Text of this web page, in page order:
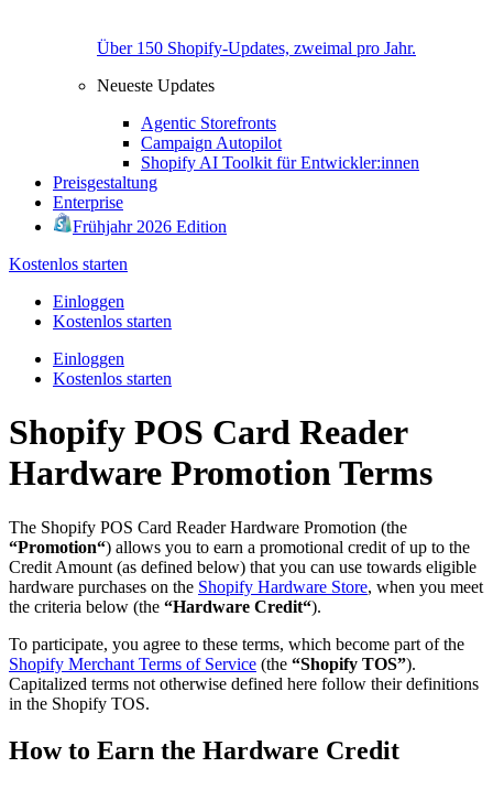
Über 150 Shopify-Updates, zweimal pro Jahr.
Neueste Updates
Agentic Storefronts
Campaign Autopilot
Shopify AI Toolkit für Entwickler:innen
Preisgestaltung
Enterprise
Frühjahr 2026 Edition
Kostenlos starten
Einloggen
Kostenlos starten
Einloggen
Kostenlos starten
Shopify POS Card Reader
Hardware Promotion Terms
The Shopify POS Card Reader Hardware Promotion (the
“Promotion“) allows you to earn a promotional credit of up to the
Credit Amount (as defined below) that you can use towards eligible
hardware purchases on the Shopify Hardware Store, when you meet
the criteria below (the “Hardware Credit“).
To participate, you agree to these terms, which become part of the
Shopify Merchant Terms of Service (the “Shopify TOS”).
Capitalized terms not otherwise defined here follow their definitions
in the Shopify TOS.
How to Earn the Hardware Credit